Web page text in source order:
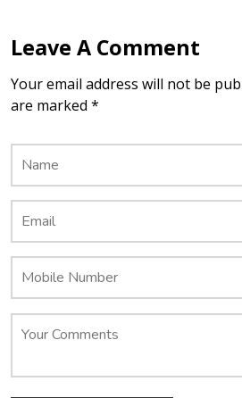
Leave A Comment
Your email address will not be
are marked *